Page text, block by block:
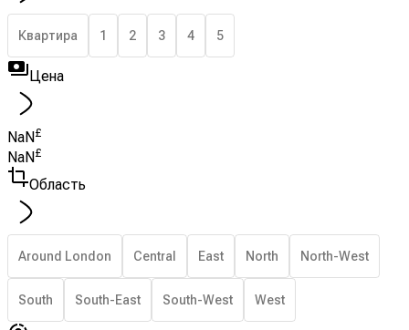
Квартира 1 2 3 4 5
Цена
NaN£
NaN £
Область
Around London Central East North North-West
South South-East South-West West